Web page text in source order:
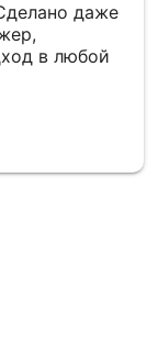
даже
в любой